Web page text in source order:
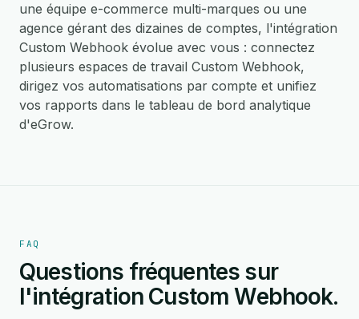
une équipe e-commerce multi-marques ou une
agence gérant des dizaines de comptes, l'intégration
Custom Webhook évolue avec vous : connectez
plusieurs espaces de travail Custom Webhook,
dirigez vos automatisations par compte et unifiez
vos rapports dans le tableau de bord analytique
d'eGrow.
FAQ
Questions fréquentes sur
l'intégration Custom Webhook.